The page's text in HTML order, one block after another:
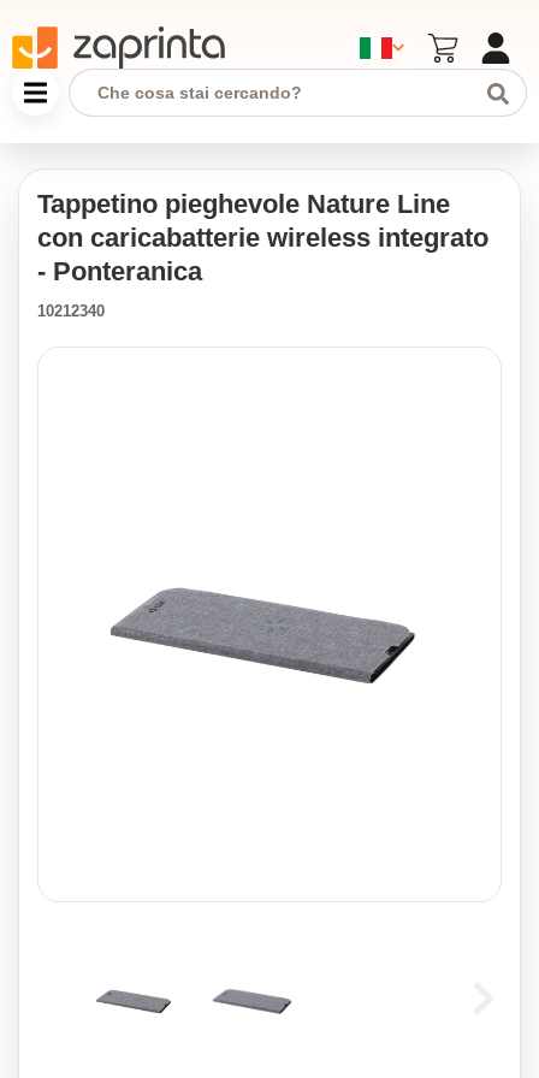
Tappetino pieghevole Nature Line
con caricabatterie wireless integrato
- Ponteranica
10212340